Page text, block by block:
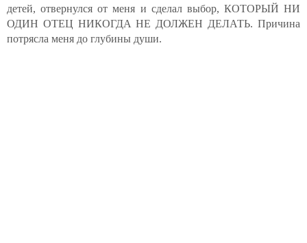
детей, отвернулся от меня и сделал выбор, КОТОРЫЙ НИ
ОДИН ОТЕЦ НИКОГДА НЕ ДОЛЖЕН ДЕЛАТЬ. Причина
потрясла меня до глубины души.